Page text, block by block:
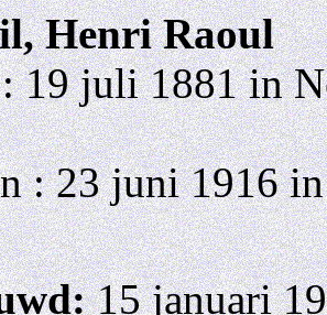
Henri Raoul
19 juli 1881 in
: 23 juni 1916
15 januari